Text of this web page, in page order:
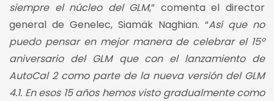
siempre el núcleo del GLM,” comenta el director
general de Genelec, Siamäk Naghian. “Así que no
puedo pensar en mejor manera de celebrar el 15º
aniversario del GLM que con el lanzamiento de
AutoCal 2 como parte de la nueva versión del GLM
4.1. En esos 15 años hemos visto gradualmente como